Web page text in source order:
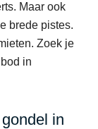
Maar ook
brede pistes.
Zoek je
in
in